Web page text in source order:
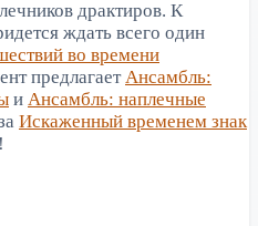
драктиров. К
ждать всего один
во времени
предлагаетАнсамбль:
и Ансамбль: наплечные
Искаженный временем знак